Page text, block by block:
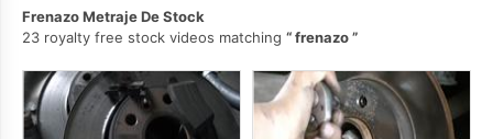
Frenazo Metraje De Stock
23 royalty free stock videos matching
frenazo